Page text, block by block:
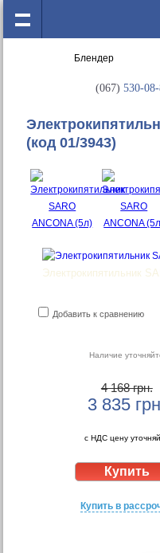
(067) 530-
(код 01/3943)
Электрокипятильник
Добавить к сравнению
Наличие
4 168 грн.
3 835
с НДС цену
Купить в